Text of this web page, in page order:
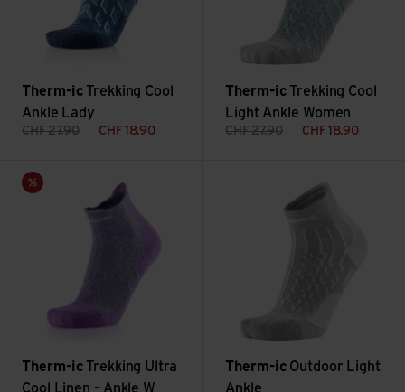
Therm-ic Trekking Cool
Ankle Lady
CHF27.90 CHF 18.90
Therm-ic Trekking Cool
Light Ankle Women
CHF27.90 CHF 18.90
Sale
Therm-ic Trekking Ultra
Cool Linen - Ankle W
Trekking Ultra Cool Linen - Ankle W ansehen
Therm-ic Outdoor Light
Ankle